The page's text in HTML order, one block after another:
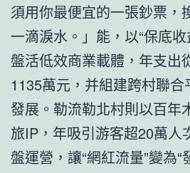
須用你最便宜的一張鈔票，
一滴淚水。」能，以“保底
盤活低效商業載體，年支出
1135萬元，并組建跨村聯
發展。勒流勒北村則以百年
旅IP，年吸引游客超20萬人
盤運營，讓“網紅流量”變為“